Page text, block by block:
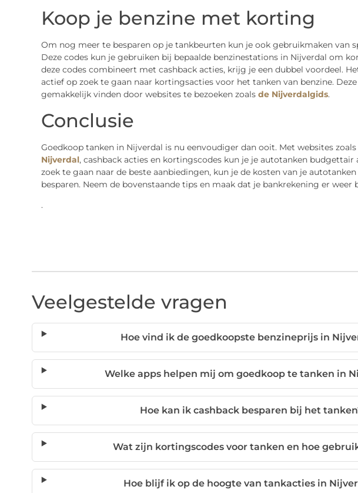
Koop je benzine met korting
Om nog meer te besparen op je tankbeurten kun je ook gebruikmaken van
Deze codes kun je gebruiken bij bepaalde benzinestations in Nijverdal om
deze codes combineert met cashback acties, krijg je een dubbel voordeel.
actief op zoek te gaan naar kortingsacties voor het tanken van benzine.
gemakkelijk vinden door websites te bezoeken zoals de Nijverdalgids.
Conclusie
Goedkoop tanken in Nijverdal is nu eenvoudiger dan ooit. Met websites zoals
Nijverdal, cashback acties en kortingscodes kun je je autotanken budgettair
zoek te gaan naar de beste aanbiedingen, kun je de kosten van je
besparen. Neem de bovenstaande tips en maak dat je bankrekening er weer
.
Veelgestelde vragen
Hoe vind ik de goedkoopste benzineprijs in
Welke apps helpen mij om goedkoop te tanken in
Hoe kan ik cashback besparen bij het
Wat zijn kortingscodes voor tanken en hoe
Hoe blijf ik op de hoogte van tankacties in